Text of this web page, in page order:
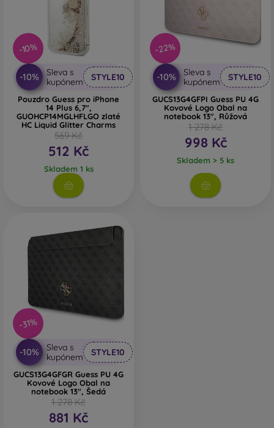
-10%
-10%
Sleva s
kupónem
STYLE10
Pouzdro Guess pro iPhone
14 Plus 6,7",
GUOHCP14MGLHFLGO zlaté
HC Liquid Glitter Charms
569 Kč
512 Kč
Skladem 1 ks
-22%
-10%
Sleva s
kupónem
STYLE10
GUCS13G4GFPI Guess PU 4G
Kovové Logo Obal na
notebook 13", Růžová
1 278 Kč
998 Kč
Skladem > 5 ks
-31%
-10%
Sleva s
kupónem
STYLE10
GUCS13G4GFGR Guess PU 4G
Kovové Logo Obal na
notebook 13", Šedá
1 278 Kč
881 Kč